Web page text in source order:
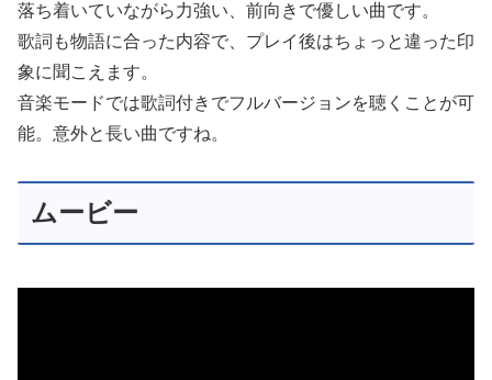
落ち着いていながら力強い、前向きで優しい曲です。
歌詞も物語に合った内容で、プレイ後はちょっと違った印
象に聞こえます。
音楽モードでは歌詞付きでフルバージョンを聴くことが可
能。意外と長い曲ですね。
ムービー